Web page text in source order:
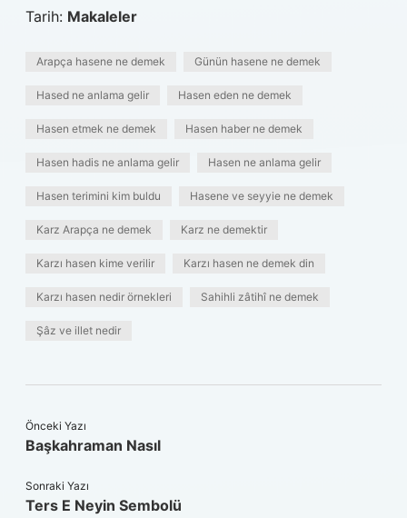
Tarih: Makaleler
Arapça hasene ne demek Günün hasene ne demek
Hased ne anlama gelir Hasen eden ne demek
Hasen etmek ne demek Hasen haber ne demek
Hasen hadis ne anlama gelir Hasen ne anlama gelir
Hasen terimini kim buldu Hasene ve seyyie ne demek
Karz Arapça ne demek Karz ne demektir
Karzı hasen kime verilir Karzı hasen ne demek din
Karzı hasen nedir örnekleri Sahihli zâtihî ne demek
Şâz ve illet nedir
Önceki Yazı
Başkahraman Nasıl
Sonraki Yazı
Ters E Neyin Sembolü